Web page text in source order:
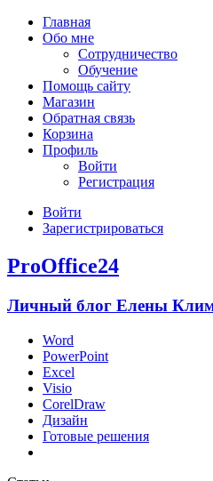
Главная
Обо мне
Сотрудничество
Обучение
Помощь сайту
Магазин
Обратная связь
Корзина
Профиль
Войти
Регистрация
Войти
Зарегистрироваться
ProOffice24
Личный блог Елены
Word
PowerPoint
Excel
Visio
CorelDraw
Дизайн
Готовые решения